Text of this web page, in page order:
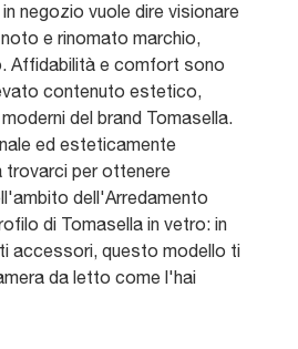
negozio vuole dire visionare
e rinomato marchio,
Affidabilità e comfort sono
contenuto estetico,
del brand Tomasella.
ed esteticamente
trovarci per ottenere
dell'Arredamento
di Tomasella in vetro: in
accessori, questo modello ti
da letto come l'hai